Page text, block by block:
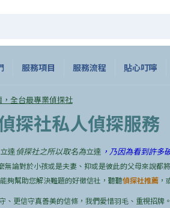
服務項目 服務流程 貼心叮嚀
全台最專業偵探社
探社私人偵探服務
達偵探社之所以取名為立達 ，乃因為看到許多
論對於小孩或是夫妻、抑或是彼此的父母來說都
夠幫助您解決難題的好徵信社，聽聽偵探社推薦 ，
更信守真善美的信條，我們愛惜羽毛、重視招牌